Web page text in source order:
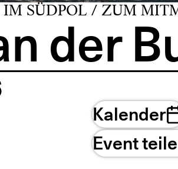
IM SÜDPOL / ZUM
der
Kalender
Event